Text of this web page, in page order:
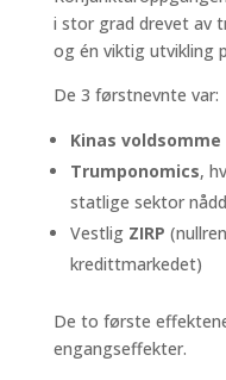
i stor grad drevet av
og én viktig utvikling
De 3 førstnevnte var:
Kinas
Trumponomics,
statlige sektor
Vestlig ZIRP
kredittmarkedet)
De to første
engangseffekter.